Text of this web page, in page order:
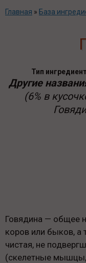
Главная » База
Тип
Другие
(6% в
Говядина — общее
коров или быков, а
чистая, не
(скелетные